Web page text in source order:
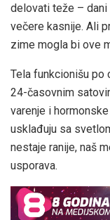
delovati teže – dani
večere kasnije. Ali
zime mogla bi ove
Tela funkcionišu po
24-časovnim
varenje i
usklađuju sa
nestaje ranije, naš
usporava.